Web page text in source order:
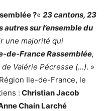
?« 23 cantons, 23
sur l’ensemble du
une majorité qui
de-France Rassemblée,
Valérie Pécresse (…). »
Ile-de-France, le
: Christian Jacob
Chain Larché